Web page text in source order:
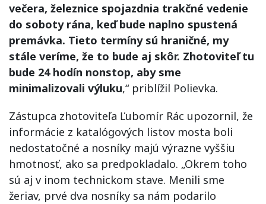
večera, železnice spojazdnia trakčné vedenie
do soboty rána, keď bude naplno spustená
premávka. Tieto termíny sú hraničné, my
stále veríme, že to bude aj skôr. Zhotoviteľ tu
bude 24 hodín nonstop, aby sme
minimalizovali výluku,“ priblížil Polievka.
Zástupca zhotoviteľa Ľubomír Rác upozornil, že
informácie z katalógových listov mosta boli
nedostatočné a nosníky majú výrazne vyššiu
hmotnosť, ako sa predpokladalo. „Okrem toho
sú aj v inom technickom stave. Menili sme
žeriav, prvé dva nosníky sa nám podarilo